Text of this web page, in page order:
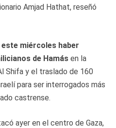
Amjad Hathat, reseñó
miércoles haber
de Hamás en la
Shifa y el traslado de 160
para ser interrogados más
castrense.
ayer en el centro de Gaza,